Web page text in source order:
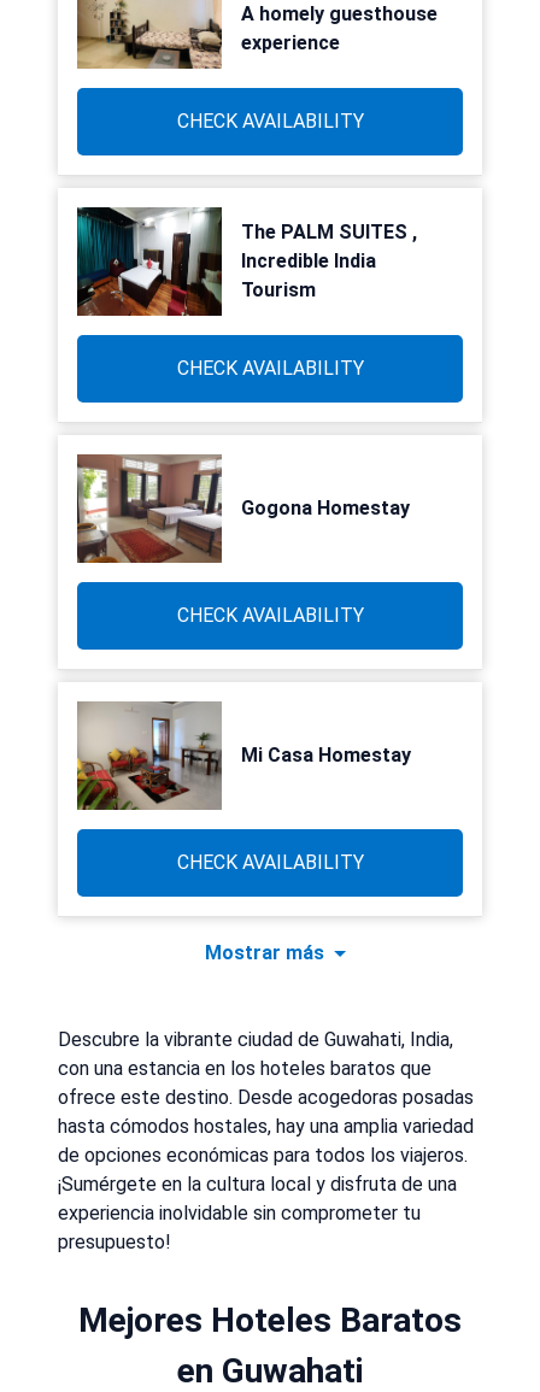
A homely guesthouse
experience
CHECK AVAILABILITY
The PALM SUITES ,
Incredible India
Tourism
CHECK AVAILABILITY
Gogona Homestay
CHECK AVAILABILITY
Mi Casa Homestay
CHECK AVAILABILITY
Mostrar más
Descubre la vibrante ciudad de Guwahati, India,
con una estancia en los hoteles baratos que
ofrece este destino. Desde acogedoras posadas
hasta cómodos hostales, hay una amplia variedad
de opciones económicas para todos los viajeros.
¡Sumérgete en la cultura local y disfruta de una
experiencia inolvidable sin comprometer tu
presupuesto!
Mejores Hoteles Baratos
en Guwahati